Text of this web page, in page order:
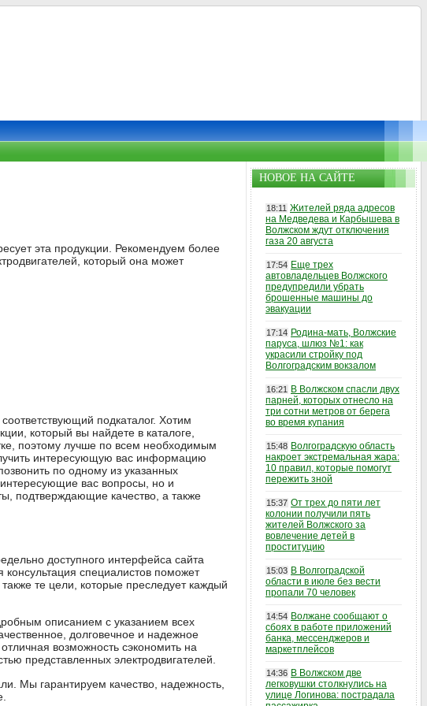
эта продукции. Рекомендуем более
который она может
подкаталог. Хотим
который вы найдете в каталоге,
поэтому лучше по всем необходимым
интересующую вас информацию
по одному из указанных
вас вопросы, но и
подтверждающие качество, а также
доступного интерфейса сайта
специалистов поможет
те цели, которые преследует каждый
описанием с указанием всех
долговечное и надежное
возможность сэкономить на
представленных электродвигателей.
Мы гарантируем качество, надежность,
НОВОЕ НА САЙТЕ
18:11 Жителей ряда адресов
на Медведева и Карбышева в
Волжском ждут отключения
газа 20 августа
17:54 Еще трех
автовладельцев Волжского
предупредили убрать
брошенные машины до
эвакуации
17:14 Родина-мать, Волжские
паруса, шлюз №1: как
украсили стройку под
Волгоградским вокзалом
16:21
В Волжском спасли двух
парней, которых отнесло на
три сотни метров от берега
во время купания
15:48 Волгоградскую область
накроет экстремальная жара:
10 правил, которые помогут
пережить зной
15:37 От трех до пяти лет
колонии получили пять
жителей Волжского за
вовлечение детей в
проституцию
15:03 В Волгоградской
области в июле без вести
пропали 70 человек
14:54 Волжане сообщают о
сбоях в работе приложений
банка, мессенджеров и
маркетплейсов
14:36 В Волжском две
легковушки столкнулись на
улице Логинова: пострадала